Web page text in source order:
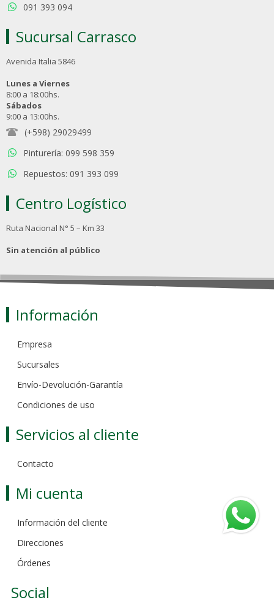
091 393 094
Sucursal Carrasco
Avenida Italia 5846
Lunes a Viernes
8:00 a 18:00hs.
Sábados
9:00 a 13:00hs.
(+598) 29029499
Pinturería: 099 598 359
Repuestos: 091 393 099
Centro Logístico
Ruta Nacional N° 5 – Km 33
Sin atención al público
Información
Empresa
Sucursales
Envío-Devolución-Garantía
Condiciones de uso
Servicios al cliente
Contacto
Mi cuenta
Información del cliente
Direcciones
Órdenes
Social